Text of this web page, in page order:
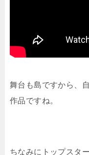
舞台も島ですから、
作品ですね。
ちなみにトップスタ